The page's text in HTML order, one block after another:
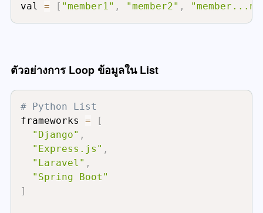
val = [ "member1" , "member2" , "member...n"
ตัวอย่างการ Loop ข้อมูลใน List
# Python List
frameworks =
[
"Django" ,
"Express.js" ,
"Laravel" ,
"Spring Boot"
]